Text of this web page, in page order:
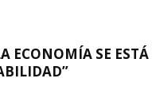
ECONOMÍA SE ESTÁ